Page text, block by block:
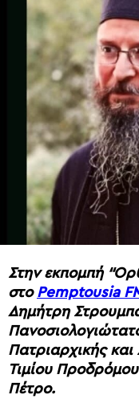
Στην εκπομπή
στο Pemptousia
Δημήτρη
Πατριαρχικής
Τιμίου
Πέτρο.